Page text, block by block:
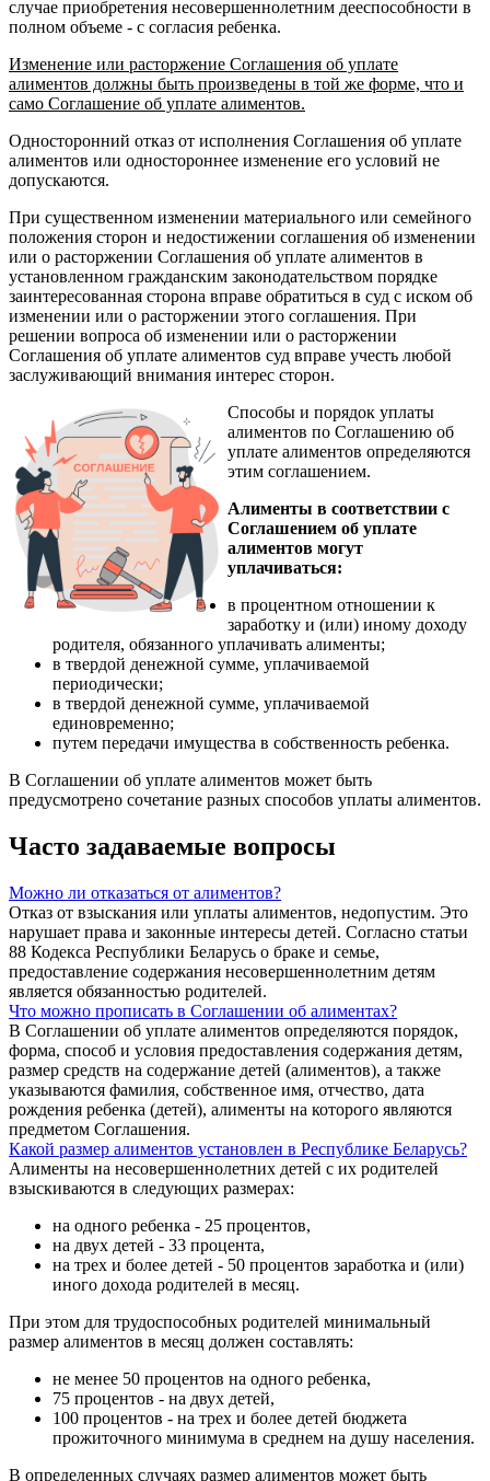
случае приобретения несовершеннолетним дееспособности в
полном объеме - с согласия ребенка.
Изменение или расторжение Соглашения об уплате
алиментов должны быть произведены в той же форме, что и
само Соглашение об уплате алиментов.
Односторонний отказ от исполнения Соглашения об уплате
алиментов или одностороннее изменение его условий не
допускаются.
При существенном изменении материального или семейного
положения сторон и недостижении соглашения об изменении
или о расторжении Соглашения об уплате алиментов в
установленном гражданским законодательством порядке
заинтересованная сторона вправе обратиться в суд с иском об
изменении или о расторжении этого соглашения. При
решении вопроса об изменении или о расторжении
Соглашения об уплате алиментов суд вправе учесть любой
заслуживающий внимания интерес сторон.
Способы и порядок уплаты
алиментов по Соглашению об
уплате алиментов определяются
этим соглашением.
Алименты в соответствии с
Соглашением об уплате
алиментов могут
уплачиваться:
в процентном отношении к
заработку и (или) иному доходу
родителя, обязанного уплачивать алименты;
в твердой денежной сумме, уплачиваемой
периодически;
в твердой денежной сумме, уплачиваемой
единовременно;
путем передачи имущества в собственность ребенка.
В Соглашении об уплате алиментов может быть
предусмотрено сочетание разных способов уплаты алиментов.
Часто задаваемые вопросы
Можно ли отказаться от алиментов?
Отказ от взыскания или уплаты алиментов, недопустим. Это
нарушает права и законные интересы детей. Согласно статьи
88 Кодекса Республики Беларусь о браке и семье,
предоставление содержания несовершеннолетним детям
является обязанностью родителей.
Что можно прописать в Соглашении об алиментах?
В Соглашении об уплате алиментов определяются порядок,
форма, способ и условия предоставления содержания детям,
размер средств на содержание детей (алиментов), а также
указываются фамилия, собственное имя, отчество, дата
рождения ребенка (детей), алименты на которого являются
предметом Соглашения.
Какой размер алиментов установлен в Республике Беларусь?
Алименты на несовершеннолетних детей с их родителей
взыскиваются в следующих размерах:
на одного ребенка - 25 процентов,
на двух детей - 33 процента,
на трех и более детей - 50 процентов заработка и (или)
иного дохода родителей в месяц.
При этом для трудоспособных родителей минимальный
размер алиментов в месяц должен составлять:
не менее 50 процентов на одного ребенка,
75 процентов - на двух детей,
100 процентов - на трех и более детей бюджета
прожиточного минимума в среднем на душу населения.
В определенных случаях размер алиментов может быть